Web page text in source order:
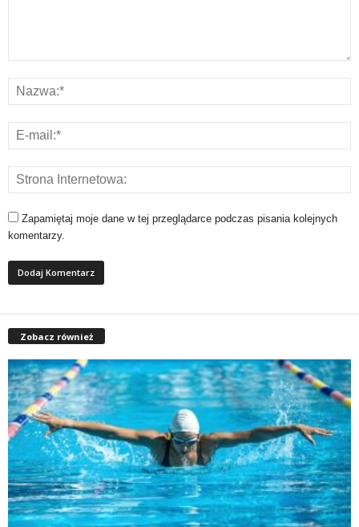
Zapamiętaj moje dane w tej przeglądarce podczas pisania kolejnych
komentarzy.
Zobacz również